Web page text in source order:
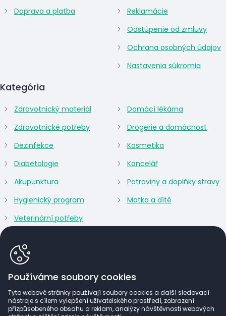
Používáme soubory cookies
Tyto webové stránky používají soubory cookies a další sledovací
nástroje s cílem vylepšení uživatelského prostředí, zobrazení
přizpůsobeného obsahu a reklam, analýzy návštěvnosti webových
Doprava a platba
Kategória
Zdravotnický materiál
Zdravotnické potřeby
Dezinfekce
Diabetologie
Akupunktura
Hygienický program
Veterinární potřeby
Domácí lékárna
Drogerie a domácnost
Kosmetika
Kancelář
Potraviny a doplňky stravy
Matka a dítě
Reklamácie
Odstúpenie od zmluvy
Ochrana osobných údajov
Nastavenia súkromia